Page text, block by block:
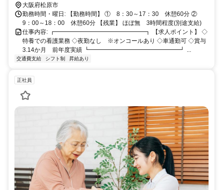
大阪府松原市
勤務時間・曜日: 【勤務時間】 ① 8：30～17：30 休憩60分 ②
9：00～18：00 休憩60分 【残業】 ほぼ無 3時間程度(別途支給)
仕事内容: ┏━━━━━━━━━━━━━━━┓ 【求人ポイント】 ◇
特養での看護業務 ◇夜勤なし ※オンコールあり ◇車通勤可 ◇賞与
3.14か月 前年度実績 ┗━━━━━━━━━━━━━━━┛ ...
交通費支給 シフト制 昇給あり
正社員